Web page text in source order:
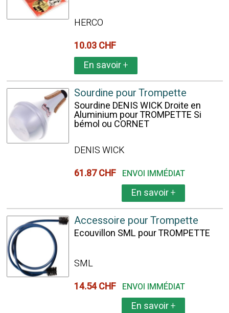
HERCO
10.03 CHF
En savoir+
Sourdine pour Trompette
Sourdine DENIS WICK Droite en
Aluminium pour TROMPETTE Si
bémol ou CORNET
DENIS WICK
61.87 CHF ENVOI IMMÉDIAT
En savoir+
Accessoire pour Trompette
Ecouvillon SML pour TROMPETTE
SML
14.54 CHF ENVOI IMMÉDIAT
En savoir+